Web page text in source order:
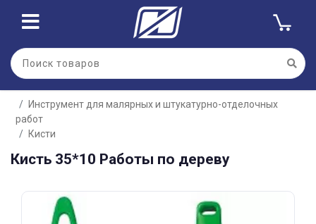
Инструмент для малярных и штукатурно-отделочных
работ
Кисти
Кисть 35*10 Работы по дереву
Для клиентов всех банков
Разбейте
оплату
без переплат
График платежей